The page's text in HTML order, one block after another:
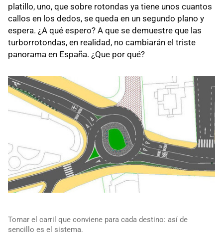
platillo, uno, que sobre rotondas ya tiene unos cuantos
callos en los dedos, se queda en un segundo plano y
espera. ¿A qué espero? A que se demuestre que las
turborrotondas, en realidad, no cambiarán el triste
panorama en España. ¿Que por qué?
Tomar el carril que conviene para cada destino: así de
sencillo es el sistema.